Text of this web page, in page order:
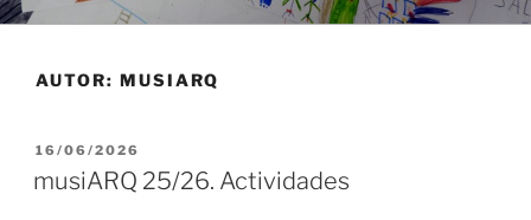
AUTOR: MUSIARQ
PUBLICADO
16/06/2026
musiARQ 25/26. Actividades